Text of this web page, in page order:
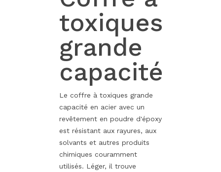
toxiques
grande
capacité
Le coffre à toxiques grande
capacité en acier avec un
revêtement en poudre d'époxy
est résistant aux rayures, aux
solvants et autres produits
chimiques couramment
utilisés. Léger, il trouve